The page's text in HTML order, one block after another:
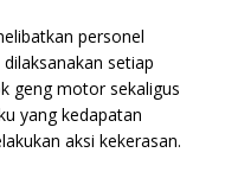
personel
setiap
geng motor sekaligus
yang kedapatan
aksi kekerasan.